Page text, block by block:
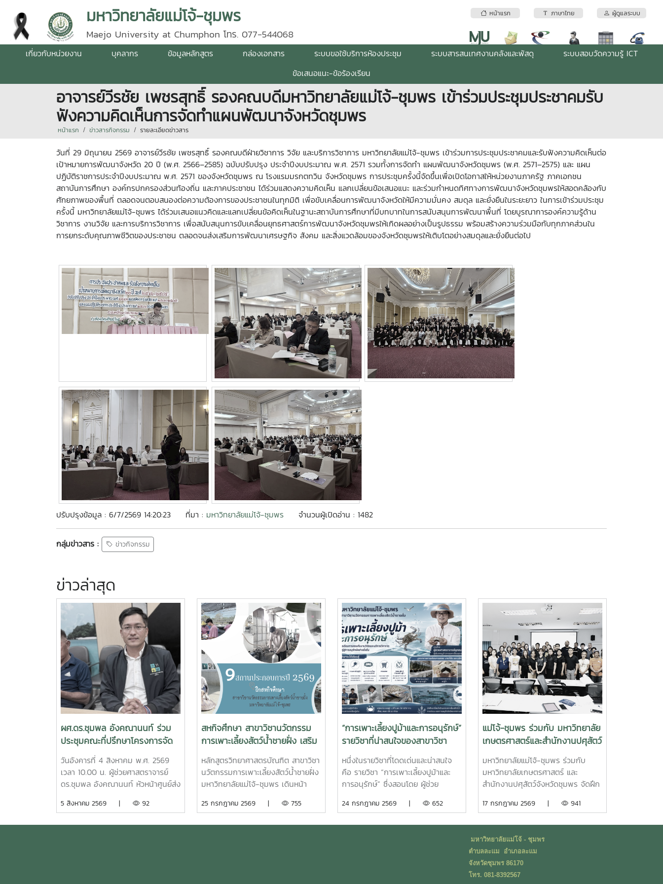
หน้าแรก ภาษาไทย ผู้ดูแลระบบ
มหาวิทยาลัยแม่โจ้-ชุมพร
Maejo University at Chumphon โทร. 077-544068
เกี่ยวกับหน่วยงาน บุคลากร ข้อมูลหลักสูตร กล่องเอกสาร ระบบขอใช้บริการห้องประชุม ระบบสารสนเทศงานคลังและพัสดุ
ระบบสอบวัดความรู้ ICT
ข้อเสนอแนะ-ข้อร้องเรียน
อาจารย์วีรชัย เพชรสุทธิ์ รองคณบดีมหาวิทยาลัยแม่โจ้-ชุมพร เข้าร่วมประชุมประชาคมรับ
ฟังความคิดเห็นการจัดทำแผนพัฒนาจังหวัดชุมพร
หน้าแรก ข่าวสารกิจกรรม รายละเอียดข่าวสาร
วันที่ 29 มิถุนายน 2569 อาจารย์วีรชัย เพชรสุทธิ์ รองคณบดีฝ่ายวิชาการ วิจัย และบริการวิชาการ มหาวิทยาลัยแม่โจ้-ชุมพร เข้าร่วมการประชุมประชาคมและรับฟังความคิดเห็นต่อ
เป้าหมายการพัฒนาจังหวัด 20 ปี (พ.ศ. 2566–2585) ฉบับปรับปรุง ประจำปีงบประมาณ พ.ศ. 2571 รวมทั้งการจัดทำ แผนพัฒนาจังหวัดชุมพร (พ.ศ. 2571–2575) และ แผน
ปฏิบัติราชการประจำปีงบประมาณ พ.ศ. 2571 ของจังหวัดชุมพร ณ โรงแรมมรกตทวิน จังหวัดชุมพร การประชุมครั้งนี้จัดขึ้นเพื่อเปิดโอกาสให้หน่วยงานภาครัฐ ภาคเอกชน
สถาบันการศึกษา องค์กรปกครองส่วนท้องถิ่น และภาคประชาชน ได้ร่วมแสดงความคิดเห็น แลกเปลี่ยนข้อเสนอแนะ และร่วมกำหนดทิศทางการพัฒนาจังหวัดชุมพรให้สอดคล้องกับ
ศักยภาพของพื้นที่ ตลอดจนตอบสนองต่อความต้องการของประชาชนในทุกมิติ เพื่อขับเคลื่อนการพัฒนาจังหวัดให้มีความมั่นคง สมดุล และยั่งยืนในระยะยาว ในการเข้าร่วมประชุม
ครั้งนี้ มหาวิทยาลัยแม่โจ้-ชุมพร ได้ร่วมเสนอแนวคิดและแลกเปลี่ยนข้อคิดเห็นในฐานะสถาบันการศึกษาที่มีบทบาทในการสนับสนุนการพัฒนาพื้นที่ โดยบูรณาการองค์ความรู้ด้าน
วิชาการ งานวิจัย และการบริการวิชาการ เพื่อสนับสนุนการขับเคลื่อนยุทธศาสตร์การพัฒนาจังหวัดชุมพรให้เกิดผลอย่างเป็นรูปธรรม พร้อมสร้างความร่วมมือกับทุกภาคส่วนใน
การยกระดับคุณภาพชีวิตของประชาชน ตลอดจนส่งเสริมการพัฒนาเศรษฐกิจ สังคม และสิ่งแวดล้อมของจังหวัดชุมพรให้เติบโตอย่างสมดุลและยั่งยืนต่อไป
ปรับปรุงข้อมูล : 6/7/2569 14:20:23 ที่มา : มหาวิทยาลัยแม่โจ้-ชุมพร จำนวนผู้เปิดอ่าน : 1482
กลุ่มข่าวสาร : ข่าวกิจกรรม
ข่าวล่าสุด
ผศ.ดร.ชุมพล อังคณานนท์ ร่วม
ประชุมคณะที่ปรึกษาโครงการจัด
รูปที่ดินเพื่อพัฒนาพื้นที่จังหวัด
ชุมพร ครั้งที่ 2/2569
วันอังคารที่ 4 สิงหาคม พ.ศ. 2569
เวลา 10.00 น. ผู้ช่วยศาสตราจารย์
ดร.ชุมพล อังคณานนท์ หัวหน้าศูนย์ส่ง
ร่วมประชุมคณะที่ปรึกษาโครงการจัด
5 สิงหาคม 2569 | 92
สหกิจศึกษา สาขาวิชานวัตกรรม
การเพาะเลี้ยงสัตว์น้ำชายฝั่ง เสริม
ประสบการณ์จริง สร้างบัณฑิต
คุณภาพสู่ภาคอุตสาหกรรมการ
ผลิตสัตว์น้ำ
หลักสูตรวิทยาศาสตรบัณฑิต สาขาวิชา
นวัตกรรมการเพาะเลี้ยงสัตว์น้ำชายฝั่ง
มหาวิทยาลัยแม่โจ้-ชุมพร เดินหน้า
กระบวนการ สหกิจศึกษา ประจำปีการ
25 กรกฎาคม 2569 | 755
“การเพาะเลี้ยงปูม้าและการอนุรักษ์”
รายวิชาที่น่าสนใจของสาขาวิชา
นวัตกรรมการเพาะเลี้ยงสัตว์น้ำ
ชายฝั่ง
หนึ่งในรายวิชาที่โดดเด่นและน่าสนใจ
คือ รายวิชา “การเพาะเลี้ยงปูม้าและ
การอนุรักษ์” ซึ่งสอนโดย ผู้ช่วย
บูรณาการการเรียนการสอนเข้ากับงาน
24 กรกฎาคม 2569 | 652
แม่โจ้-ชุมพร ร่วมกับ มหาวิทยาลัย
เกษตรศาสตร์และสำนักงานปศุสัตว์
จังหวัดชุมพร จัดอบรม GAP
ฟาร์มผึ้งชันโรง ยกระดับมาตรฐาน
การเลี้ยงสู่การพัฒนาเศรษฐกิจ
ชุมชนอย่างยั่งยืน
มหาวิทยาลัยแม่โจ้-ชุมพร ร่วมกับ
มหาวิทยาลัยเกษตรศาสตร์ และ
สำนักงานปศุสัตว์จังหวัดชุมพร จัดฝึก
สำหรับฟาร์มผึ้งชันโรง (Good
9 กรกฎาคม พ.ศ. 2569 ณ ห้อง
ประชุมชั้นดาดฟ้า อาคารบุญรอดศุภ
อุดมฤกษ์ มหาวิทยาลัยแม่โจ้-ชุมพรใน
การนี้ ดร.ฐิระ ทองเหลือ คณบดี
17 กรกฎาคม 2569 | 941
มหาวิทยาลัยแม่โจ้ - ชุมพร
ตำบลละแม อำเภอละแม
จังหวัดชุมพร 86170
โทร. 081-8392567